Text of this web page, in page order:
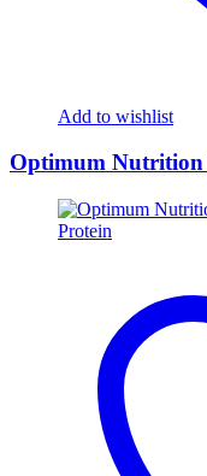
Add to wishlist
Optimum Nutrition